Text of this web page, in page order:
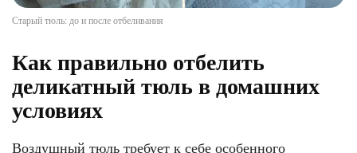
Старый тюль: до и после отбеливания
Как правильно отбелить
деликатный тюль в домашних
условиях
Воздушный тюль требует к себе особенного